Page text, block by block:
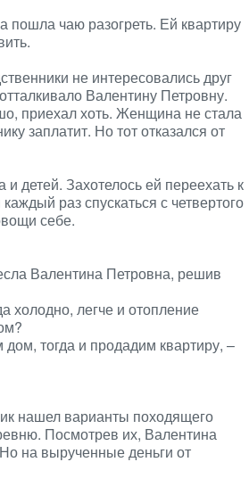
чаю разогреть. Ей квартиру
не интересовались друг
Валентину Петровну.
приехал хоть. Женщина не стала
заплатит. Но тот отказался от
детей. Захотелось ей переехать к
раз спускаться с четвертого
себе.
Валентина Петровна, решив
холодно, легче и отопление
тогда и продадим квартиру, –
нашел варианты походящего
Посмотрев их, Валентина
на вырученные деньги от